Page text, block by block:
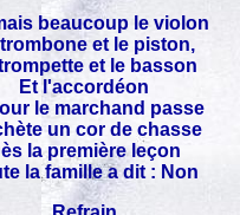
beaucoup le violon
trombone et le piston,
et le basson
Et l'accordéon
le marchand passe
un cor de chasse
la première leçon
la famille a dit : Non